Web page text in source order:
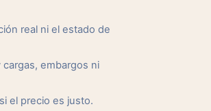
real ni el estado de
embargos ni
el precio es justo.